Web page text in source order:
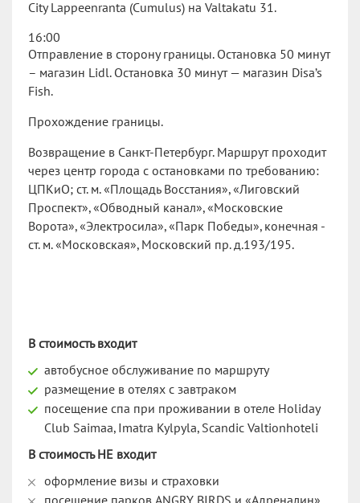
City Lappeenranta (Cumulus) на Valtakatu 31.
16:00
Отправление в сторону границы. Остановка 50 минут
– магазин Lidl. Остановка 30 минут — магазин Disa’s
Fish.
Прохождение границы.
Возвращение в Санкт-Петербург. Маршрут проходит
через центр города с остановками по требованию:
ЦПКиО; ст. м. «Площадь Восстания», «Лиговский
Проспект», «Обводный канал», «Московские
Ворота», «Электросила», «Парк Победы», конечная -
ст. м. «Московская», Московский пр. д.193/195.
В стоимость входит
автобусное обслуживание по маршруту
размещение в отелях с завтраком
посещение спа при проживании в отеле Holiday
Club Saimaa, Imatra Kylpyla, Scandic Valtionhoteli
В стоимость НЕ входит
оформление визы и страховки